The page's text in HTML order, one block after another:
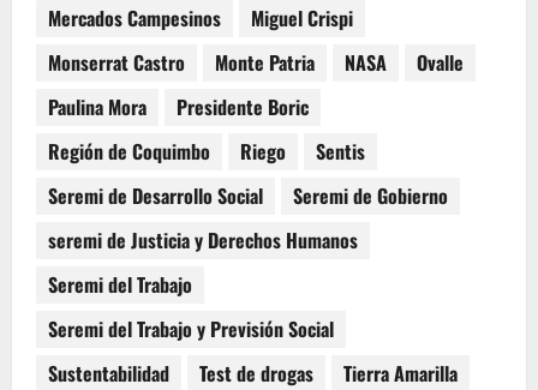
Mercados Campesinos
Miguel Crispi
Monserrat Castro
Monte Patria NASA
Ovalle
Paulina Mora
Presidente Boric
Región de Coquimbo
Riego
Sentis
Seremi de Desarrollo Social
Seremi de Gobierno
seremi de Justicia y Derechos Humanos
Seremi del Trabajo
Seremi del Trabajo y Previsión Social
Sustentabilidad
Test de drogas
Tierra Amarilla